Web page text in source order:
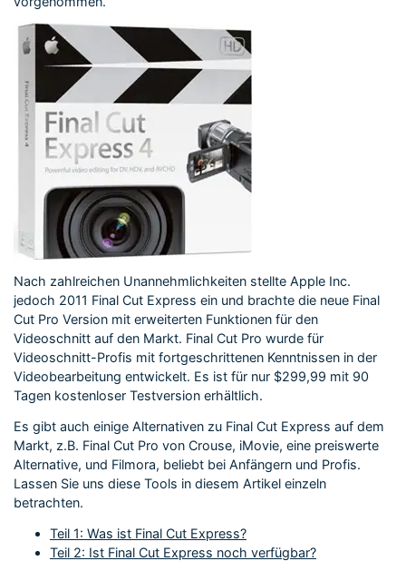
Blog
Nach zahlreichen Unannehmlichkeiten stellte Apple Inc.
jedoch 2011 Final Cut Express ein und brachte die neue Final
Cut Pro Version mit erweiterten Funktionen für den
Videoschnitt auf den Markt. Final Cut Pro wurde für
Videoschnitt-Profis mit fortgeschrittenen Kenntnissen in der
Videobearbeitung entwickelt. Es ist für nur $299,99 mit 90
Tagen kostenloser Testversion erhältlich.
Es gibt auch einige Alternativen zu Final Cut Express auf dem
Markt, z.B. Final Cut Pro von Crouse, iMovie, eine preiswerte
Alternative, und Filmora, beliebt bei Anfängern und Profis.
Lassen Sie uns diese Tools in diesem Artikel einzeln
betrachten.
Teil 1: Was ist Final Cut Express?
Teil 2: Ist Final Cut Express noch verfügbar?